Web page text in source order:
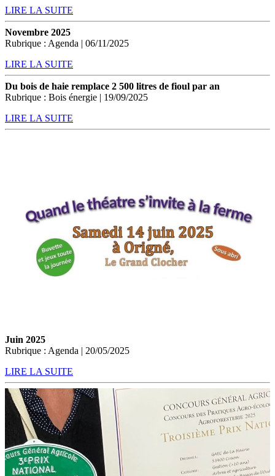
LIRE LA SUITE
Novembre 2025
Rubrique : Agenda | 06/11/2025
LIRE LA SUITE
Du bois de haie remplace 2 500 litres de fioul par an
Rubrique : Bois énergie | 19/09/2025
LIRE LA SUITE
Juin 2025
Rubrique : Agenda | 20/05/2025
LIRE LA SUITE